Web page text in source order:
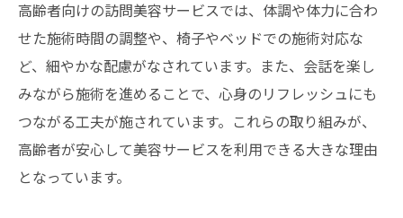
高齢者向けの訪問美容サービスでは、体調や体力に合わ
せた施術時間の調整や、椅子やベッドでの施術対応な
ど、細やかな配慮がなされています。また、会話を楽し
みながら施術を進めることで、心身のリフレッシュにも
つながる工夫が施されています。これらの取り組みが、
高齢者が安心して美容サービスを利用できる大きな理由
となっています。